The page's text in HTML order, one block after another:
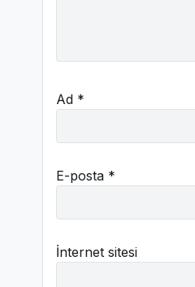
Ad *
E-posta *
İnternet sitesi